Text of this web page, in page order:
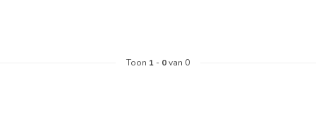
Toon 1 - 0van 0